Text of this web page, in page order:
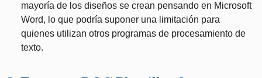
mayoría de los diseños se crean pensando en Microsoft
Word, lo que podría suponer una limitación para
quienes utilizan otros programas de procesamiento de
texto.